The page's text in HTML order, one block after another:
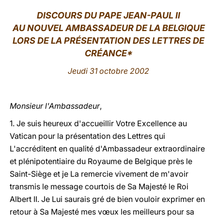
中文
LATINE
DISCOURS DU PAPE JEAN-PAUL II
AU NOUVEL AMBASSADEUR DE LA BELGIQUE
LORS DE LA PRÉSENTATION DES LETTRES DE
CRÉANCE*
Jeudi 31 octobre 2002
Monsieur l'Ambassadeur,
1. Je suis heureux d'accueillir Votre Excellence au
Vatican pour la présentation des Lettres qui
L'accréditent en qualité d'Ambassadeur extraordinaire
et plénipotentiaire du Royaume de Belgique près le
Saint-Siège et je La remercie vivement de m'avoir
transmis le message courtois de Sa Majesté le Roi
Albert II. Je Lui saurais gré de bien vouloir exprimer en
retour à Sa Majesté mes vœux les meilleurs pour sa